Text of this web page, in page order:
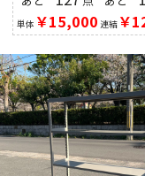
単体 ￥15,000 連結￥